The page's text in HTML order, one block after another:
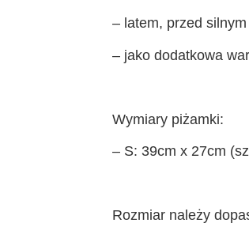
– latem, przed silnym
– jako dodatkowa
Wymiary piżamki:
– S: 39cm x 27cm
Rozmiar należy